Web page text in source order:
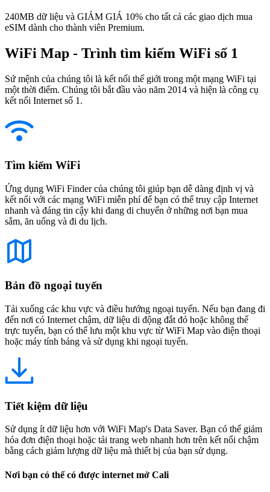
240MB dữ liệu và GIẢM GIÁ 10% cho tất cả các giao dịch mua
eSIM dành cho thành viên Premium.
WiFi Map - Trình tìm kiếm WiFi số 1
Sứ mệnh của chúng tôi là kết nối thế giới trong một mạng WiFi tại
một thời điểm. Chúng tôi bắt đầu vào năm 2014 và hiện là công cụ
kết nối Internet số 1.
Tìm kiếm WiFi
Ứng dụng WiFi Finder của chúng tôi giúp bạn dễ dàng định vị và
kết nối với các mạng WiFi miễn phí để bạn có thể truy cập Internet
nhanh và đáng tin cậy khi đang di chuyển ở những nơi bạn mua
sắm, ăn uống và đi du lịch.
Bản đồ ngoại tuyến
Tải xuống các khu vực và điều hướng ngoại tuyến. Nếu bạn đang đi
đến nơi có Internet chậm, dữ liệu di động đắt đỏ hoặc không thể
trực tuyến, bạn có thể lưu một khu vực từ WiFi Map vào điện thoại
hoặc máy tính bảng và sử dụng khi ngoại tuyến.
Tiết kiệm dữ liệu
Sử dụng ít dữ liệu hơn với WiFi Map's Data Saver. Bạn có thể giảm
hóa đơn điện thoại hoặc tải trang web nhanh hơn trên kết nối chậm
bằng cách giảm lượng dữ liệu mà thiết bị của bạn sử dụng.
Nơi bạn có thể có được internet mở Cali